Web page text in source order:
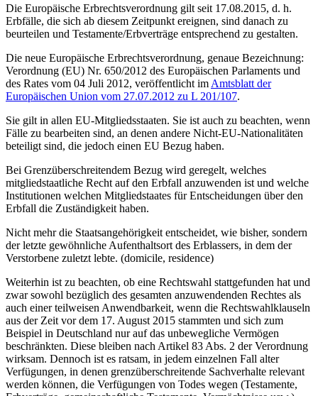
Die Europäische Erbrechtsverordnung gilt seit 17.08.2015, d. h.
Erbfälle, die sich ab diesem Zeitpunkt ereignen, sind danach zu
beurteilen und Testamente/Erbverträge entsprechend zu gestalten.
Die neue Europäische Erbrechtsverordnung, genaue Bezeichnung:
Verordnung (EU) Nr. 650/2012 des Europäischen Parlaments und
des Rates vom 04 Juli 2012, veröffentlicht im Amtsblatt der
Europäischen Union vom 27.07.2012 zu L 201/107.
Sie gilt in allen EU-Mitgliedsstaaten. Sie ist auch zu beachten, wenn
Fälle zu bearbeiten sind, an denen andere Nicht-EU-Nationalitäten
beteiligt sind, die jedoch einen EU Bezug haben.
Bei Grenzüberschreitendem Bezug wird geregelt, welches
mitgliedstaatliche Recht auf den Erbfall anzuwenden ist und welche
Institutionen welchen Mitgliedstaates für Entscheidungen über den
Erbfall die Zuständigkeit haben.
Nicht mehr die Staatsangehörigkeit entscheidet, wie bisher, sondern
der letzte gewöhnliche Aufenthaltsort des Erblassers, in dem der
Verstorbene zuletzt lebte. (domicile, residence)
Weiterhin ist zu beachten, ob eine Rechtswahl stattgefunden hat und
zwar sowohl bezüglich des gesamten anzuwendenden Rechtes als
auch einer teilweisen Anwendbarkeit, wenn die Rechtswahlklauseln
aus der Zeit vor dem 17. August 2015 stammten und sich zum
Beispiel in Deutschland nur auf das unbewegliche Vermögen
beschränkten. Diese bleiben nach Artikel 83 Abs. 2 der Verordnung
wirksam. Dennoch ist es ratsam, in jedem einzelnen Fall alter
Verfügungen, in denen grenzüberschreitende Sachverhalte relevant
werden können, die Verfügungen von Todes wegen (Testamente,